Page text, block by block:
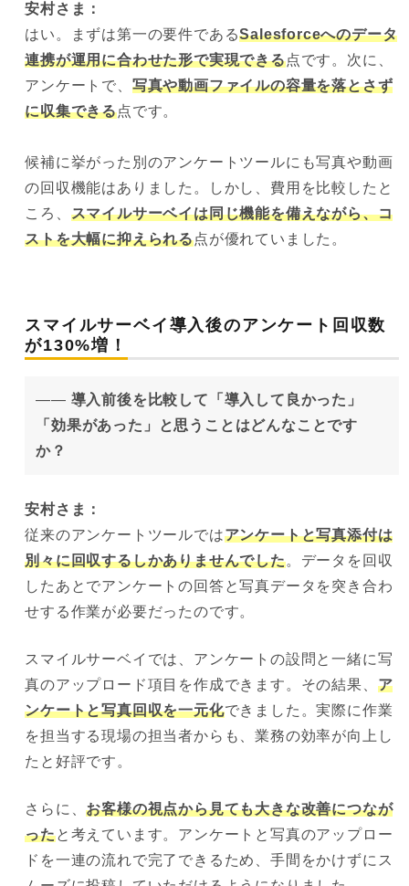
安村さま：
はい。まずは第一の要件であるSalesforceへのデータ
連携が運用に合わせた形で実現できる点です。次に、
アンケートで、 写真や動画ファイルの容量を落とさず
に収集できる点です。
候補に挙がった別のアンケートツールにも写真や動画
の回収機能はありました。しかし、費用を比較したと
ころ、 スマイルサーベイは同じ機能を備えながら、コ
ストを大幅に抑えられる点が優れていました。
スマイルサーベイ導入後のアンケート回収数
が130%増！
—— 導入前後を比較して「導入して良かった」
「効果があった」と思うことはどんなことです
か？
安村さま：
従来のアンケートツールではアンケートと写真添付は
別々に回収するしかありませんでした。データを回収
したあとでアンケートの回答と写真データを突き合わ
せする作業が必要だったのです。
スマイルサーベイでは、アンケートの設問と一緒に写
真のアップロード項目を作成できます。その結果、 ア
ンケートと写真回収を一元化できました。実際に作業
を担当する現場の担当者からも、業務の効率が向上し
たと好評です。
さらに、お客様の視点から見ても大きな改善につなが
ったと考えています。アンケートと写真のアップロー
ドを一連の流れで完了できるため、手間をかけずにス